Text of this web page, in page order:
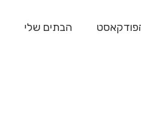
הבתים שלי